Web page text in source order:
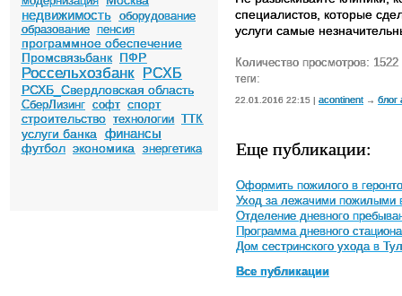
недвижимость оборудование
образование пенсия
программное обеспечение
Промсвязьбанк ПФР
Россельхозбанк РСХБ
РСХБ_Свердловская область
СберЛизинг софт спорт
строительство технологии ТТК
услуги банка финансы
футбол экономика энергетика
специалистов, которые
услуги самые
Количество просмотров: 1522
теги:
22.01.2016 22:15 | acontinent → блог
Еще публикации:
Оформить пожилого в
Уход за лежачими пожилыми
Отделение дневного
Программа дневного
Дом сестринского ухода в
Все публикации